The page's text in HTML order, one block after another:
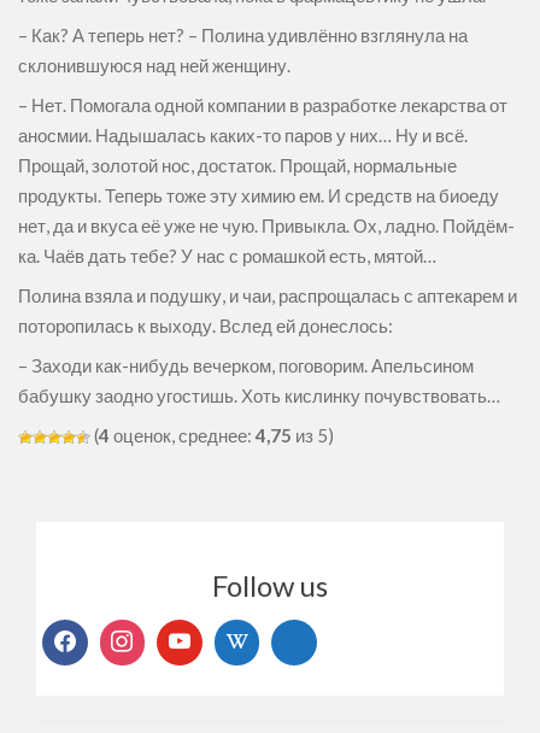
– Как? А теперь нет? – Полина удивлённо взглянула на
склонившуюся над ней женщину.
– Нет. Помогала одной компании в разработке лекарства от
аносмии. Надышалась каких-то паров у них… Ну и всё.
Прощай, золотой нос, достаток. Прощай, нормальные
продукты. Теперь тоже эту химию ем. И средств на биоеду
нет, да и вкуса её уже не чую. Привыкла. Ох, ладно. Пойдём-
ка. Чаёв дать тебе? У нас с ромашкой есть, мятой…
Полина взяла и подушку, и чаи, распрощалась с аптекарем и
поторопилась к выходу. Вслед ей донеслось:
– Заходи как-нибудь вечерком, поговорим. Апельсином
бабушку заодно угостишь. Хоть кислинку почувствовать…
(4 оценок, среднее: 4,75 из 5)
Follow us